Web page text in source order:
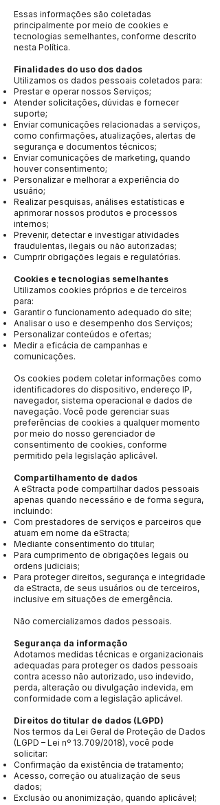
Essas informações são coletadas
principalmente por meio de cookies e
tecnologias semelhantes, conforme descrito
nesta Política.
Finalidades do uso dos dados
Utilizamos os dados pessoais coletados para:
Prestar e operar nossos Serviços;
Atender solicitações, dúvidas e fornecer
suporte;
Enviar comunicações relacionadas a serviços,
como confirmações, atualizações, alertas de
segurança e documentos técnicos;
Enviar comunicações de marketing, quando
houver consentimento;
Personalizar e melhorar a experiência do
usuário;
Realizar pesquisas, análises estatísticas e
aprimorar nossos produtos e processos
internos;
Prevenir, detectar e investigar atividades
fraudulentas, ilegais ou não autorizadas;
Cumprir obrigações legais e regulatórias.
Cookies e tecnologias semelhantes
Utilizamos cookies próprios e de terceiros
para:
Garantir o funcionamento adequado do site;
Analisar o uso e desempenho dos Serviços;
Personalizar conteúdos e ofertas;
Medir a eficácia de campanhas e
comunicações.
Os cookies podem coletar informações como
identificadores do dispositivo, endereço IP,
navegador, sistema operacional e dados de
navegação. Você pode gerenciar suas
preferências de cookies a qualquer momento
por meio do nosso gerenciador de
consentimento de cookies, conforme
permitido pela legislação aplicável.
Compartilhamento de dados
A eStracta pode compartilhar dados pessoais
apenas quando necessário e de forma segura,
incluindo:
Com prestadores de serviços e parceiros que
atuam em nome da eStracta;
Mediante consentimento do titular;
Para cumprimento de obrigações legais ou
ordens judiciais;
Para proteger direitos, segurança e integridade
da eStracta, de seus usuários ou de terceiros,
inclusive em situações de emergência.
Não comercializamos dados pessoais.
Segurança da informação
Adotamos medidas técnicas e organizacionais
adequadas para proteger os dados pessoais
contra acesso não autorizado, uso indevido,
perda, alteração ou divulgação indevida, em
conformidade com a legislação aplicável.
Direitos do titular de dados (LGPD)
Nos termos da Lei Geral de Proteção de Dados
(LGPD – Lei nº 13.709/2018), você pode
solicitar:
Confirmação da existência de tratamento;
Acesso, correção ou atualização de seus
dados;
Exclusão ou anonimização, quando aplicável;